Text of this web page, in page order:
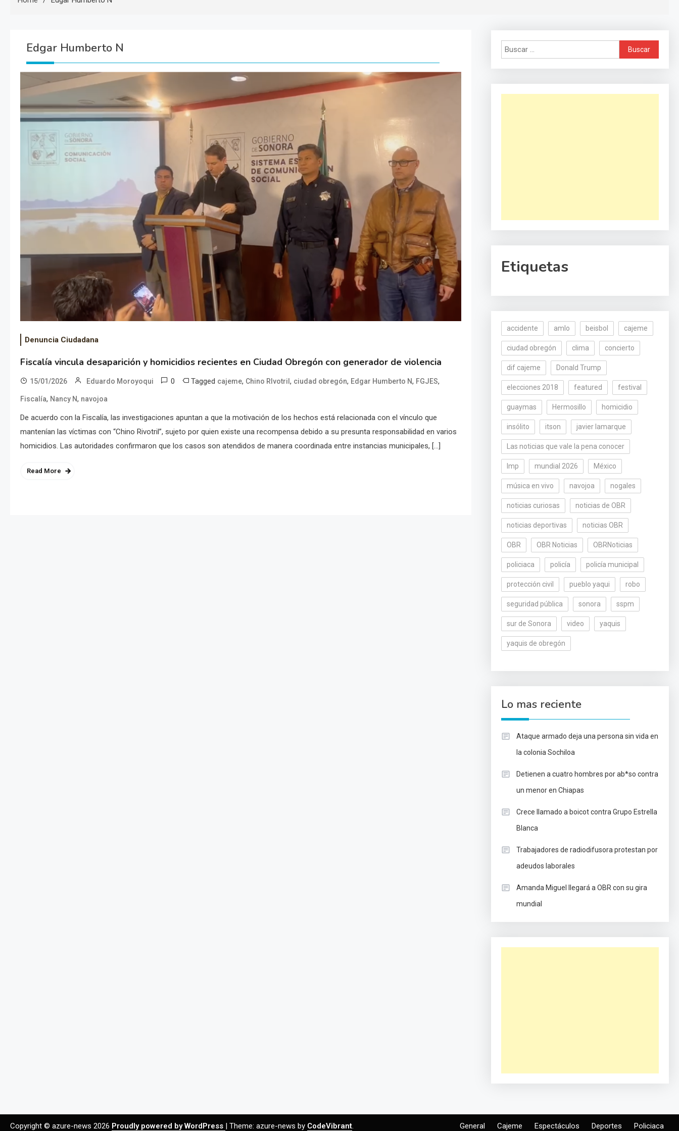
Edgar Humberto N
Denuncia Ciudadana
Fiscalía vincula desaparición y homicidios recientes en Ciudad Obregón con generador de violencia
15/01/2026 Eduardo Moroyoqui 0 Tagged cajeme, Chino RIvotril , ciudad obregón, Edgar Humberto N, FGJES,
Fiscalía, Nancy N, navojoa
De acuerdo con la Fiscalía, las investigaciones apuntan a que la motivación de los hechos está relacionada con el vínculo que
mantenían las víctimas con “Chino Rivotril”, sujeto por quien existe una recompensa debido a su presunta responsabilidad en varios
homicidios. Las autoridades confirmaron que los casos son atendidos de manera coordinada entre instancias municipales, […]
Read More
Buscar:
Etiquetas
accidente amlo beisbol cajeme
ciudad obregón clima concierto
dif cajeme Donald Trump
elecciones 2018 featured festival
guaymas Hermosillo homicidio
insólito itson javier lamarque
Las noticias que vale la pena conocer
lmp mundial 2026 México
música en vivo navojoa nogales
noticias curiosas noticias de OBR
noticias deportivas noticias OBR
OBR OBR Noticias OBRNoticias
policiaca policía policía municipal
protección civil pueblo yaqui robo
seguridad pública sonora sspm
sur de Sonora video yaquis
yaquis de obregón
Lo mas reciente
Ataque armado deja una persona sin vida en
la colonia Sochiloa
Detienen a cuatro hombres por ab*so contra
un menor en Chiapas
Crece llamado a boicot contra Grupo Estrella
Blanca
Trabajadores de radiodifusora protestan por
adeudos laborales
Amanda Miguel llegará a OBR con su gira
mundial
Copyright © azure-news 2026 Proudly powered by WordPress | Theme: azure-news by CodeVibrant. General Cajeme Espectáculos Deportes Policiaca